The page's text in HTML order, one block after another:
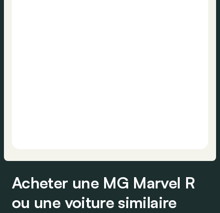
Acheter une MG Marvel R
ou une voiture similaire